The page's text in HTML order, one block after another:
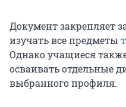
Документ закрепляет
изучать все предметы
Однако учащиеся
осваивать отдельные
выбранного профиля.